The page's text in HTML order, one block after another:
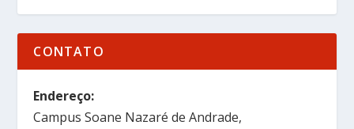
CONTATO
Endereço:
Campus Soane Nazaré de Andrade,